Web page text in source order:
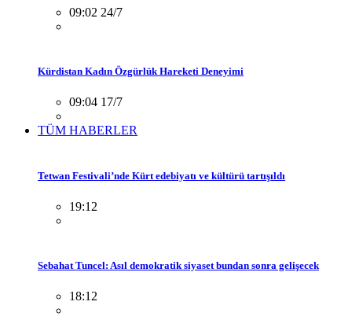
09:02 24/7
Kürdistan Kadın Özgürlük Hareketi Deneyimi
09:04 17/7
TÜM HABERLER
Tetwan Festivali’nde Kürt edebiyatı ve kültürü tartışıldı
19:12
Sebahat Tuncel: Asıl demokratik siyaset bundan sonra gelişecek
18:12